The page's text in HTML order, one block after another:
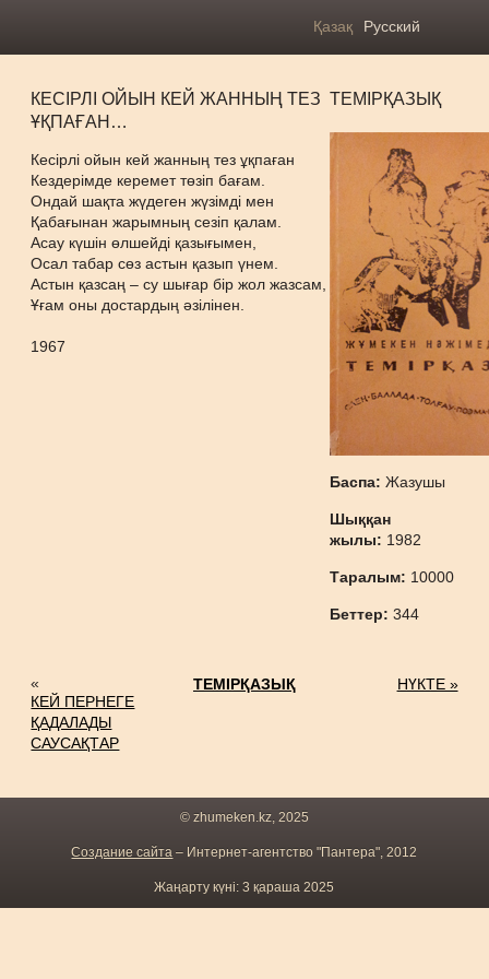
Қазақ Русский
КЕСІРЛІ ОЙЫН КЕЙ ЖАННЫҢ ТЕЗ
ҰҚПАҒАН…
Кесірлі ойын кей жанның тез ұқпаған
Кездерімде керемет төзіп бағам.
Ондай шақта жүдеген жүзімді мен
Қабағынан жарымның сезіп қалам.
Асау күшін өлшейді қазығымен,
Осал табар сөз астын қазып үнем.
Астын қазсаң – су шығар бір жол жазсам,
Ұғам оны достардың әзілінен.
1967
ТЕМІРҚАЗЫҚ
Баспа:Жазушы
Шыққан
жылы: 1982
Таралым: 10000
Беттер:344
«
КЕЙ ПЕРНЕГЕ
ҚАДАЛАДЫ
САУСАҚТАР
ТЕМІРҚАЗЫҚ НҮКТЕ »
© zhumeken.kz, 2025
Создание сайта – Интернет-агентство "Пантера", 2012
Жаңарту күні: 3 қараша 2025